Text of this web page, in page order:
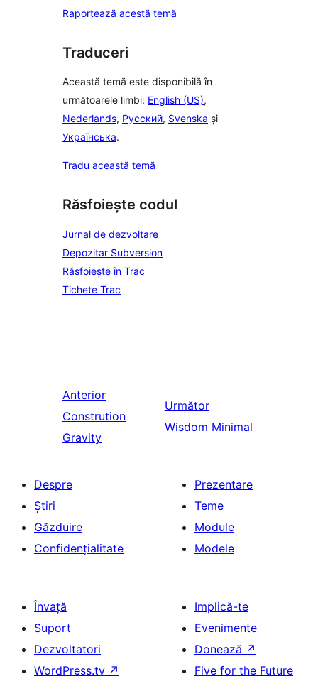
Raportează acestă temă
Traduceri
Această temă este disponibilă în
următoarele limbi: English (US),
Nederlands, Русский, Svenska și
Українська.
Tradu această temă
Răsfoiește codul
Jurnal de dezvoltare
Depozitar Subversion
Răsfoiește în Trac
Tichete Trac
Anterior
Constrution
Gravity
Următor
Wisdom Minimal
Despre
Știri
Găzduire
Confidențialitate
Prezentare
Teme
Module
Modele
Învață
Suport
Dezvoltatori
WordPress.tv ↗
Implică-te
Evenimente
Donează ↗
Five for the Future